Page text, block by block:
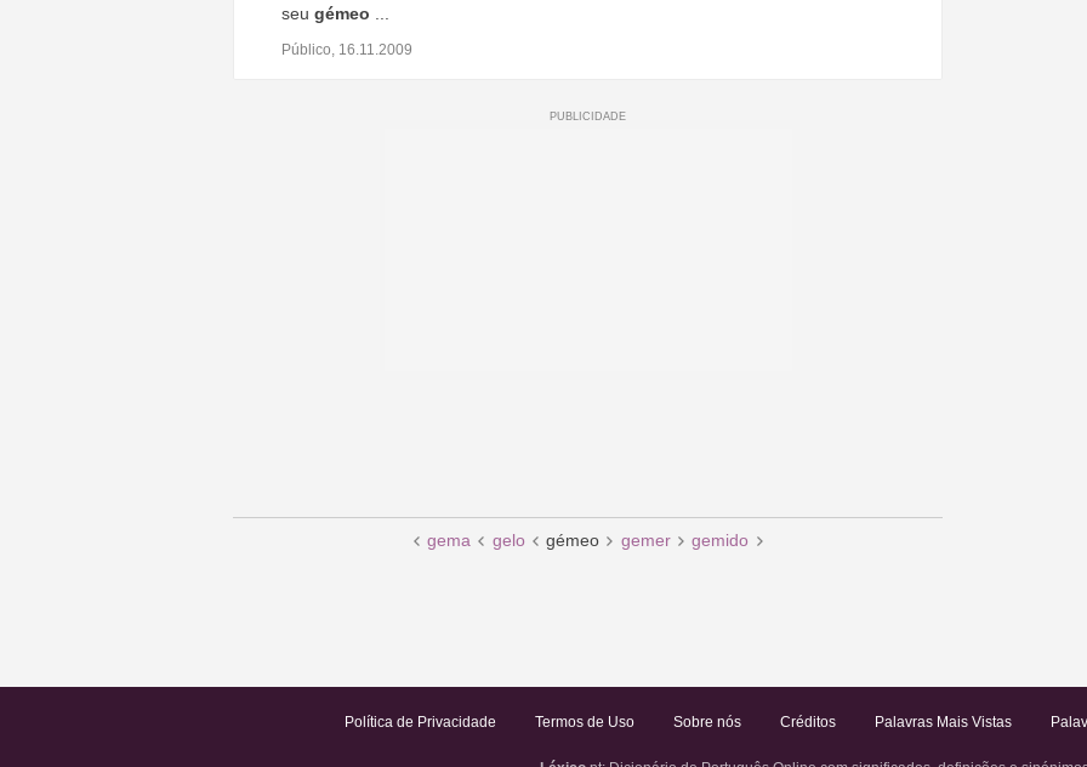
seu gémeo
Público, 16.11.2009
gema gelo gémeo gemer gemido
Política de Privacidade Termos de Uso Sobre nós Créditos Palavras Mais Vistas